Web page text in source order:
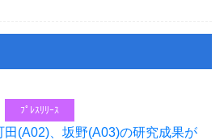
ﾌﾟﾚｽﾘﾘｰｽ
田(A02)、坂野(A03)の研究成果が